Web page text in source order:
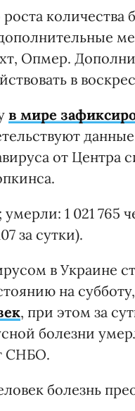
роста
Опмер.
в
в мире
от Центра
умерли: 1 021 765
за сутки).
в Украине
на
, при этом за
болезни
СНБО.
болезнь